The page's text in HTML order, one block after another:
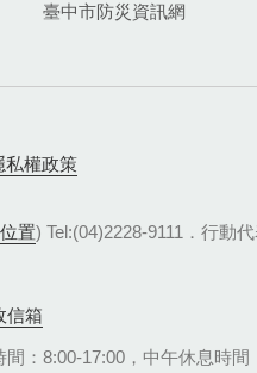
臺中市防災資訊網
私權政策
置) Tel:(04)2228-9111．行動
信箱
間：8:00-17:00，中午休息時間